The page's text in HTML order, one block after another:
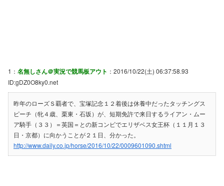
1： 名無しさん＠実況で競馬板アウト ：2016/10/22(土) 06:37:58.93
ID:gDZ0O8ky0.net
昨年のローズＳ覇者で、宝塚記念１２着後は休養中だったタッチングス
ピーチ（牝４歳、栗東・石坂）が、短期免許で来日するライアン・ムー
ア騎手（３３）＝英国＝との新コンビでエリザベス女王杯（１１月１３
日・京都）に向かうことが２１日、分かった。
http://www.daily.co.jp/horse/2016/10/22/0009601090.shtml